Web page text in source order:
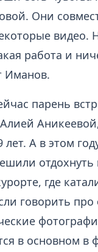
Они
видео.
работа и
Иманов.
парень
лет. А в этом
отдохнуть
где
говорить
в основном в